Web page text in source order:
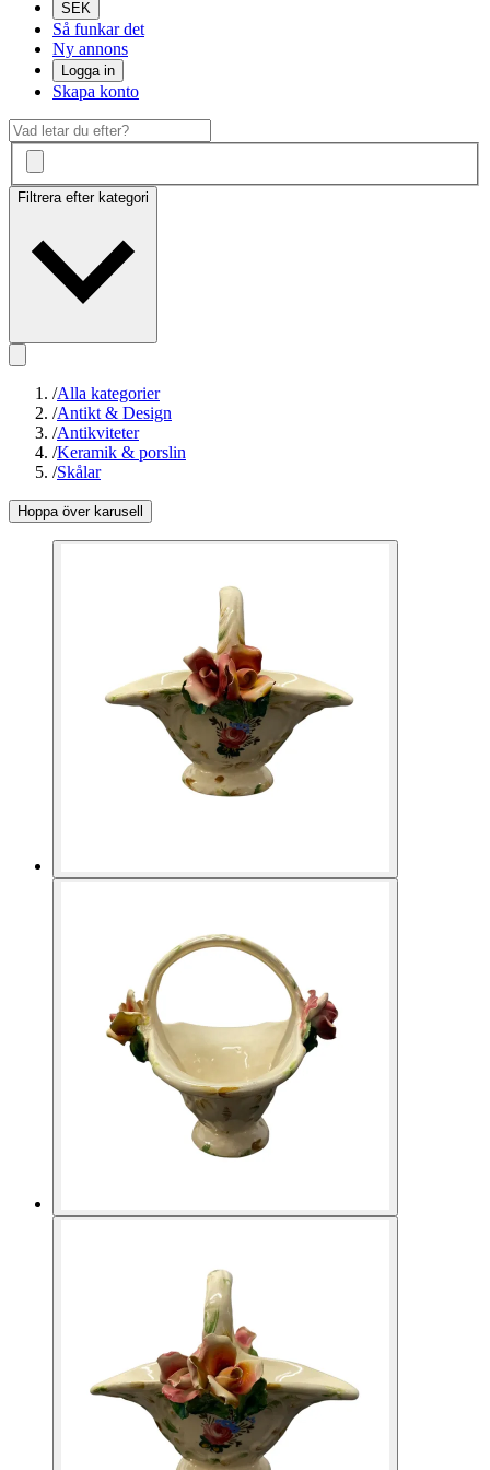
SEK
Så funkar det
Ny annons
Logga in
Skapa konto
Filtrera efter kategori
/Alla kategorier
/Antikt & Design
/Antikviteter
/Keramik & porslin
/Skålar
Hoppa över karusell